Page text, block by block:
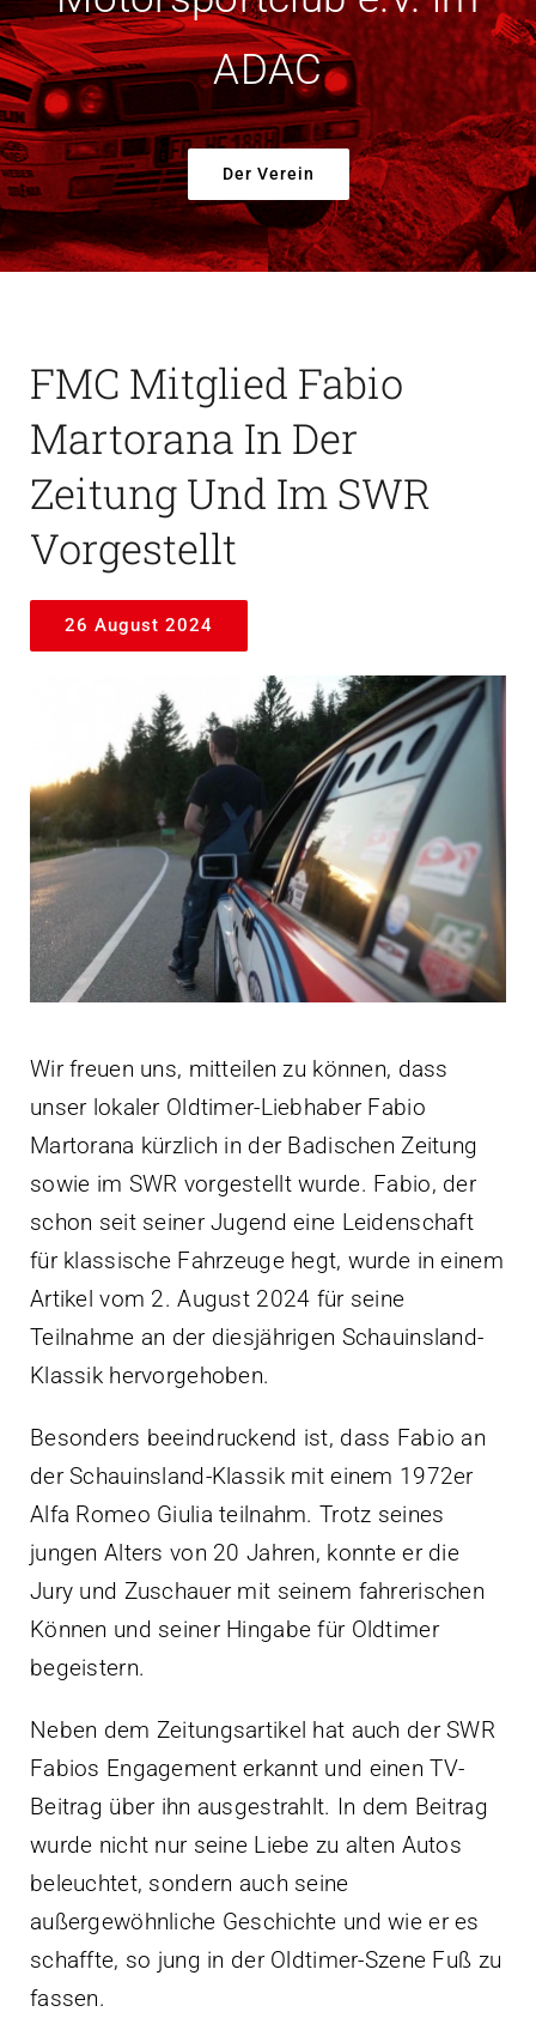
Der Verein
ADAC
Der Verein
FMC Mitglied Fabio
Martorana In Der
Zeitung Und Im SWR
Vorgestellt
26 August 2024
Wir freuen uns, mitteilen zu können, dass
unser lokaler Oldtimer-Liebhaber Fabio
Martorana kürzlich in der Badischen Zeitung
sowie im SWR vorgestellt wurde. Fabio, der
schon seit seiner Jugend eine Leidenschaft
für klassische Fahrzeuge hegt, wurde in einem
Artikel vom 2. August 2024 für seine
Teilnahme an der diesjährigen Schauinsland-
Klassik hervorgehoben.
Besonders beeindruckend ist, dass Fabio an
der Schauinsland-Klassik mit einem 1972er
Alfa Romeo Giulia teilnahm. Trotz seines
jungen Alters von 20 Jahren, konnte er die
Jury und Zuschauer mit seinem fahrerischen
Können und seiner Hingabe für Oldtimer
begeistern.
Neben dem Zeitungsartikel hat auch der SWR
Fabios Engagement erkannt und einen TV-
Beitrag über ihn ausgestrahlt. In dem Beitrag
wurde nicht nur seine Liebe zu alten Autos
beleuchtet, sondern auch seine
außergewöhnliche Geschichte und wie er es
schaffte, so jung in der Oldtimer-Szene Fuß zu
fassen.